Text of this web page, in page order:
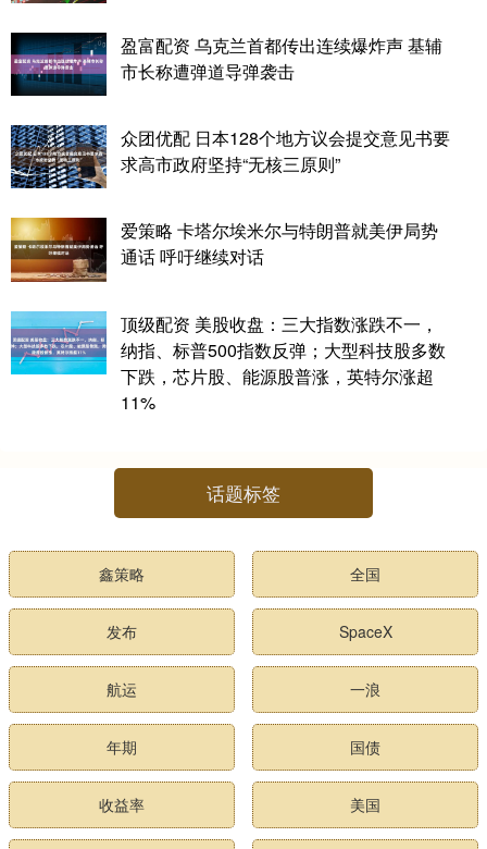
盈富配资 乌克兰首都传出连续爆炸声 基辅
市长称遭弹道导弹袭击
众团优配 日本128个地方议会提交意见书要
求高市政府坚持“无核三原则”
爱策略 卡塔尔埃米尔与特朗普就美伊局势
通话 呼吁继续对话
顶级配资 美股收盘：三大指数涨跌不一，
纳指、标普500指数反弹；大型科技股多数
下跌，芯片股、能源股普涨，英特尔涨超
11%
话题标签
鑫策略 全国
发布 SpaceX
航运 一浪
年期 国债
收益率 美国